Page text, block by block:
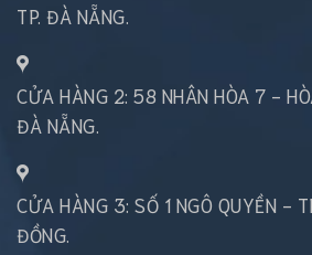
TP. ĐÀ NẴNG.
CỬA HÀNG 2: 58 NHÂN HÒA 7 -
ĐÀ NẴNG.
CỬA HÀNG 3: SỐ 1 NGÔ QUYỀN -
ĐỒNG.